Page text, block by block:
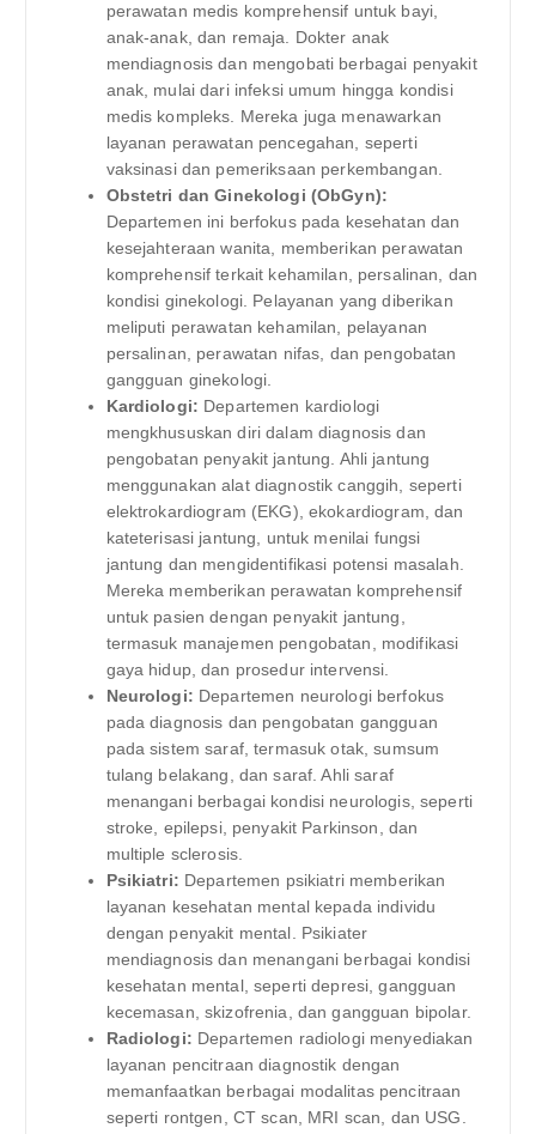
perawatan medis komprehensif untuk bayi,
anak-anak, dan remaja. Dokter anak
mendiagnosis dan mengobati berbagai penyakit
anak, mulai dari infeksi umum hingga kondisi
medis kompleks. Mereka juga menawarkan
layanan perawatan pencegahan, seperti
vaksinasi dan pemeriksaan perkembangan.
Obstetri dan Ginekologi (ObGyn):
Departemen ini berfokus pada kesehatan dan
kesejahteraan wanita, memberikan perawatan
komprehensif terkait kehamilan, persalinan, dan
kondisi ginekologi. Pelayanan yang diberikan
meliputi perawatan kehamilan, pelayanan
persalinan, perawatan nifas, dan pengobatan
gangguan ginekologi.
Kardiologi: Departemen kardiologi
mengkhususkan diri dalam diagnosis dan
pengobatan penyakit jantung. Ahli jantung
menggunakan alat diagnostik canggih, seperti
elektrokardiogram (EKG), ekokardiogram, dan
kateterisasi jantung, untuk menilai fungsi
jantung dan mengidentifikasi potensi masalah.
Mereka memberikan perawatan komprehensif
untuk pasien dengan penyakit jantung,
termasuk manajemen pengobatan, modifikasi
gaya hidup, dan prosedur intervensi.
Neurologi: Departemen neurologi berfokus
pada diagnosis dan pengobatan gangguan
pada sistem saraf, termasuk otak, sumsum
tulang belakang, dan saraf. Ahli saraf
menangani berbagai kondisi neurologis, seperti
stroke, epilepsi, penyakit Parkinson, dan
multiple sclerosis.
Psikiatri: Departemen psikiatri memberikan
layanan kesehatan mental kepada individu
dengan penyakit mental. Psikiater
mendiagnosis dan menangani berbagai kondisi
kesehatan mental, seperti depresi, gangguan
kecemasan, skizofrenia, dan gangguan bipolar.
Radiologi: Departemen radiologi menyediakan
layanan pencitraan diagnostik dengan
memanfaatkan berbagai modalitas pencitraan
seperti rontgen, CT scan, MRI scan, dan USG.